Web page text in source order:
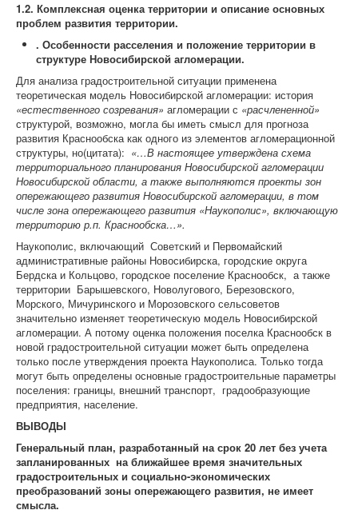
1.2. Комплексная оценка территории и описание основных
проблем развития территории.
. Особенности расселения и положение территории в
структуре Новосибирской агломерации.
Для анализа градостроительной ситуации применена
теоретическая модель Новосибирской агломерации: история
«естественного созревания» агломерации с «расчлененной»
структурой, возможно, могла бы иметь смысл для прогноза
развития Краснообска как одного из элементов агломерационной
структуры, но(цитата): «…В настоящее утверждена схема
территориального планирования Новосибирской агломерации
Новосибирской области, а также выполняются проекты зон
опережающего развития Новосибирской агломерации, в том
числе зона опережающего развития «Наукополис», включающую
территорию р.п. Краснообска…».
Наукополис, включающий Советский и Первомайский
административные районы Новосибирска, городские округа
Бердска и Кольцово, городское поселение Краснообск, а также
территории Барышевского, Новолугового, Березовского,
Морского, Мичуринского и Морозовского сельсоветов
значительно изменяет теоретическую модель Новосибирской
агломерации. А потому оценка положения поселка Краснообск в
новой градостроительной ситуации может быть определена
только после утверждения проекта Наукополиса. Только тогда
могут быть определены основные градостроительные параметры
поселения: границы, внешний транспорт, градообразующие
предприятия, население.
ВЫВОДЫ
Генеральный план, разработанный на срок 20 лет без учета
запланированных на ближайшее время значительных
градостроительных и социально-экономических
преобразований зоны опережающего развития, не имеет
смысла.